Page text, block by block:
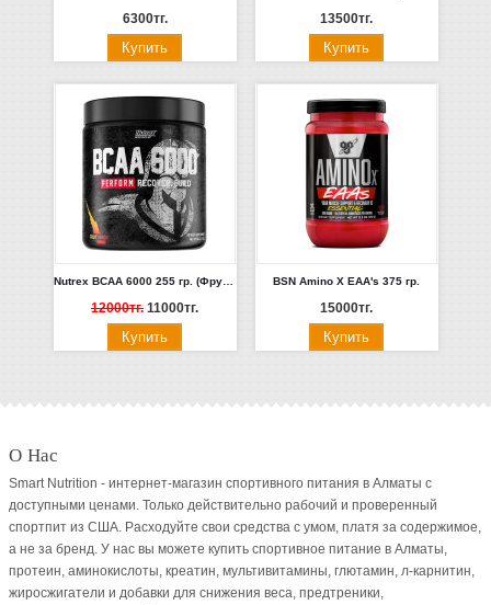
6300тг. 13500тг.
Nutrex BCAA 6000 255 гр. (Фруктовый Пунш, Зеленое Яблоко, Арбуз)
12000тг. 11000тг.
BSN Amino X EAA's 375 гр.
15000тг.
О Нас
Smart Nutrition - интернет-магазин спортивного питания в Алматы с
доступными ценами. Только действительно рабочий и проверенный
спортпит из США. Расходуйте свои средства с умом, платя за содержимое,
а не за бренд. У нас вы можете купить спортивное питание в Алматы,
протеин, аминокислоты, креатин, мультивитамины, глютамин, л-карнитин,
жиросжигатели и добавки для снижения веса, предтреники,